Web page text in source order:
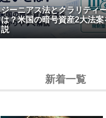
ジーニアス法とクラリティ
は？米国の暗号資産2大法
説
新着一覧